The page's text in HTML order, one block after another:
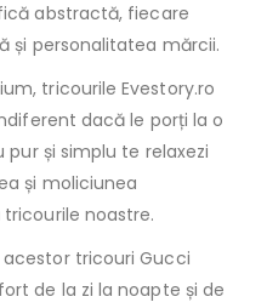
abstractă, fiecare
și personalitatea mărcii.
tricourile Evestory.ro
dacă le porți la o
pur și simplu te relaxezi
și moliciunea
noastre.
tricouri Gucci
de la zi la noapte și de